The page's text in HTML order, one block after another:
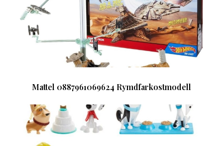
Mattel 0887961069624 Rymdfarkostmodell